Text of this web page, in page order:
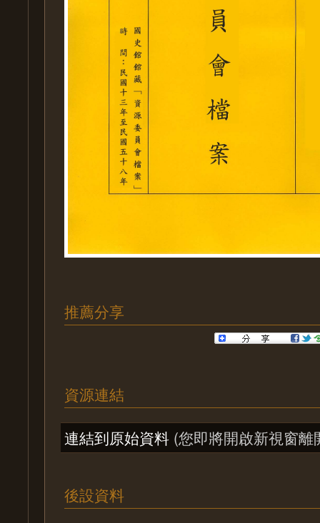
推薦分享
資源連結
連結到原始資料 (您即將開啟新視窗離
後設資料